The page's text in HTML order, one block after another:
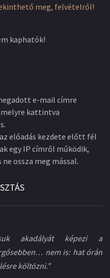
meg, felvételről!
kaphatók!
e-mail címre
kattintva
előadás kezdete előtt fél
egy IP címről működik,
ossza meg mással.
akadályát képezi a
nem is: hat órán
költözni.”